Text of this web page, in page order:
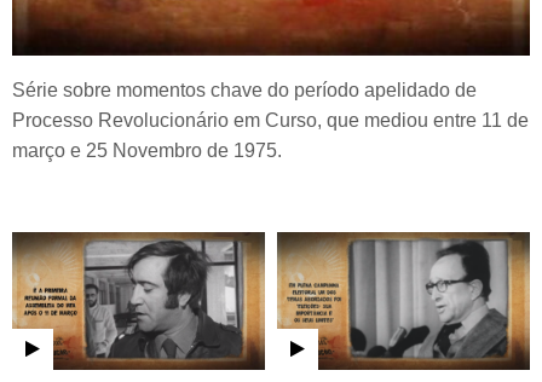
Série sobre momentos chave do período apelidado de
Processo Revolucionário em Curso, que mediou entre 11 de
março e 25 Novembro de 1975.